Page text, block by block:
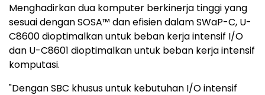
Menghadirkan dua komputer berkinerja tinggi yang
sesuai dengan SOSA™ dan efisien dalam SWaP-C, U-
C8600 dioptimalkan untuk beban kerja intensif I/O
dan U-C8601 dioptimalkan untuk beban kerja intensif
komputasi.
"Dengan SBC khusus untuk kebutuhan I/O intensif